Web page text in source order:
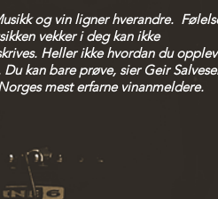
og vin ligner hverandre.
vekker i deg kan ikke
Heller ikke hvordan du
Du kan bare prøve, sier Geir
mest erfarne vinanmeldere.